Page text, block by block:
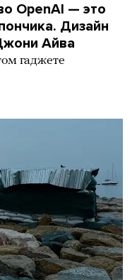
OpenAI — это
Дизайн
Айва
гаджете